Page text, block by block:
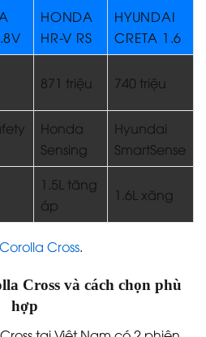
HONDA
HR-V RS
HYUNDAI
CRETA 1.6
871 triệu 740 triệu
Honda
Sensing
Hyundai
SmartSense
1.5L tăng
áp
1.6L xăng
Cross.
Cross và cách chọn phù
hợp